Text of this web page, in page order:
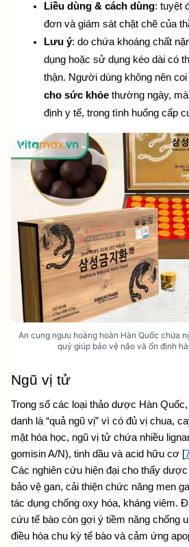
Liều dùng & cách dùng: tuyệt
đơn và giám sát chặt chẽ của
Lưu ý: do chứa khoáng chất
dụng hoặc sử dụng kéo dài có
thận. Người dùng không nên coi
cho sức khỏe thường ngày,
định y tế, trong tình huống cấp
An cung ngưu hoàng hoàn Hàn Quốc chứa
quý giúp bảo vệ não và ổn định
Ngũ vị tử
Trong số các loại thảo dược Hàn
danh là “quả ngũ vị” vì có đủ vị chua,
mặt hóa học, ngũ vị tử chứa nhiều
gomisin A/N), tinh dầu và acid hữu cơ [
Các nghiên cứu hiện đại cho thấy
bảo vệ gan, cải thiện chức năng men
tác dụng chống oxy hóa, kháng viêm.
cứu tế bào còn gợi ý tiềm năng chống
điều hòa chu kỳ tế bào và cảm ứng